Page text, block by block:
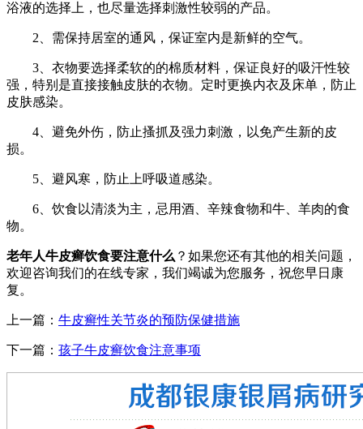
浴液的选择上，也尽量选择刺激性较弱的产品。
2、需保持居室的通风，保证室内是新鲜的空气。
3、衣物要选择柔软的的棉质材料，保证良好的吸汗性较
强，特别是直接接触皮肤的衣物。定时更换内衣及床单，防止
皮肤感染。
4、避免外伤，防止搔抓及强力刺激，以免产生新的皮
损。
5、避风寒，防止上呼吸道感染。
6、饮食以清淡为主，忌用酒、辛辣食物和牛、羊肉的食
物。
老年人牛皮癣饮食要注意什么 ？如果您还有其他的相关问题，
欢迎咨询我们的在线专家，我们竭诚为您服务，祝您早日康
复。
上一篇： 牛皮癣性关节炎的预防保健措施
下一篇： 孩子牛皮癣饮食注意事项